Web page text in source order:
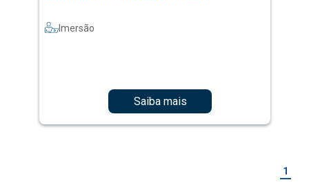
Imersão
Saiba mais
1